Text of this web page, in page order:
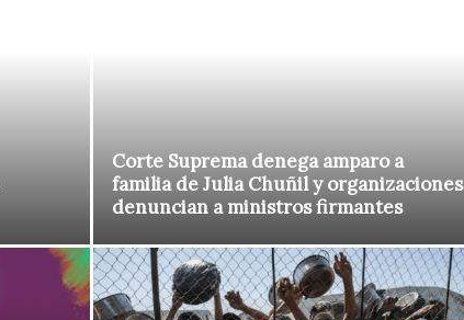
Corte Suprema denega amparo a
familia de Julia Chuñil y organizaciones
denuncian a ministros firmantes